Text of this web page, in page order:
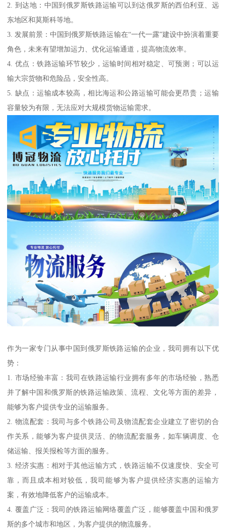
2. 到达地：中国到俄罗斯铁路运输可以到达俄罗斯的西伯利亚、远
东地区和莫斯科等地。
3. 发展前景：中国到俄罗斯铁路运输在“一代一露”建设中扮演着重要
角色，未来有望增加运力、优化运输通道，提高物流效率。
4. 优点：铁路运输环节较少，运输时间相对稳定、可预测；可以运
输大宗货物和危险品，安全性高。
5. 缺点：运输成本较高，相比海运和公路运输可能会更昂贵；运输
容量较为有限，无法应对大规模货物运输需求。
作为一家专门从事中国到俄罗斯铁路运输的企业，我司拥有以下优
势：
1. 市场经验丰富：我司在铁路运输行业拥有多年的市场经验，熟悉
并了解中国和俄罗斯的铁路运输政策、流程、文化等方面的差异，
能够为客户提供专业的运输服务。
2. 物流配套：我司与多个铁路公司及物流配套企业建立了密切的合
作关系，能够为客户提供灵活、的物流配套服务，如车辆调度、仓
储运输、报关报检等方面的服务。
3. 经济实惠：相对于其他运输方式，铁路运输不仅速度快、安全可
靠，而且成本相对较低，我司能够为客户提供经济实惠的运输方
案，有效地降低客户的运输成本。
4. 覆盖广泛：我司的铁路运输网络覆盖广泛，能够覆盖中国和俄罗
斯的多个城市和地区，为客户提供的物流服务。